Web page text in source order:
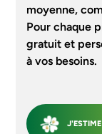
moyenne,
Pour chaque
gratuit et
à vos besoins.